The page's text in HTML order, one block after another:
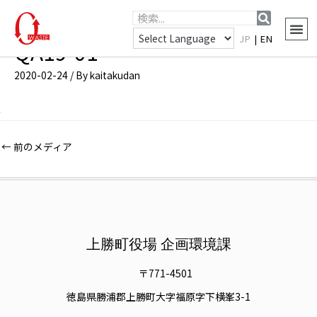
JP |EN
QA19-01
2020-02-24 / Bykaitakudan
←前のメディア
上勝町役場 企画環境課
〒771-4501
徳島県勝浦郡上勝町大字福原字下横峯3-1